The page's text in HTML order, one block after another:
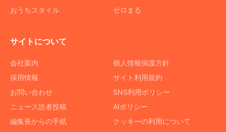
おうちスタイル
ゼロまる
サイトについて
会社案内
採用情報
お問い合わせ
ニュース読者投稿
編集長からの手紙
個人情報保護方針
サイト利用規約
SNS利用ポリシー
AIポリシー
クッキーの利用について